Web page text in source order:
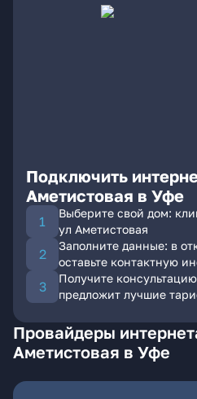
Подключить
Аметистовая в Уфе
Выберите свой дом:
ул Аметистовая
Заполните данные: в
оставьте контактную
Получите
предложит лучшие
Провайдеры
Аметистовая в Уфе